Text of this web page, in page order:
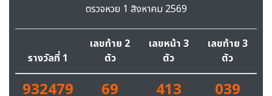
ตรวจหวย 1 สิงหาคม 2569
รางวัลที่ 1
เลขท้าย 2
ตัว
เลขหน้า 3
ตัว
เลขท้าย 3
ตัว
932479 69 413 039